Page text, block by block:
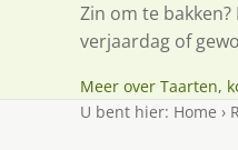
Zin om te
verjaardag of
Meer over Taarten,
U bent hier: Home ›